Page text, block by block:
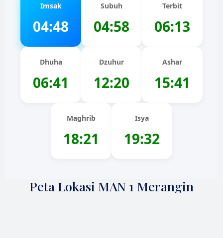
Imsak
04:48
Subuh
04:58
Terbit
06:13
Dhuha
06:41
Dzuhur
12:20
Ashar
15:41
Maghrib
18:21
Isya
19:32
Peta Lokasi MAN 1 Merangin